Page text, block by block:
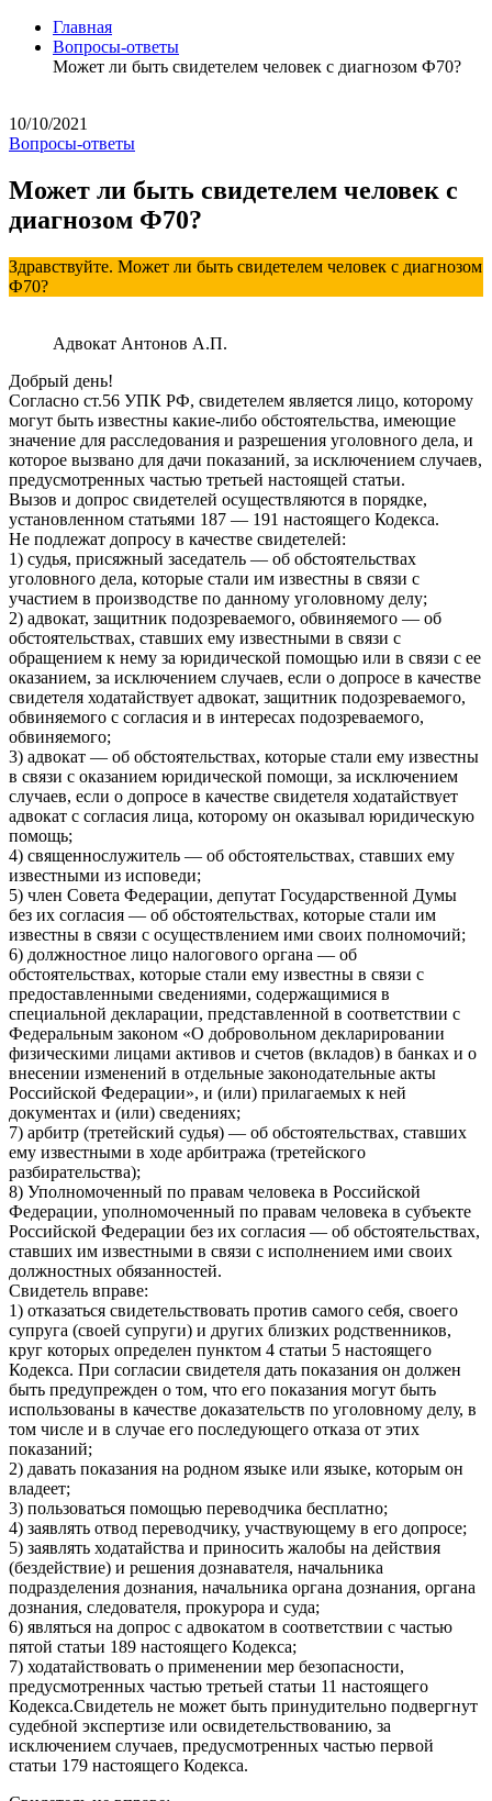
Главная
Вопросы-ответы
Может ли быть свидетелем человек с диагнозом Ф70?
10/10/2021
Вопросы-ответы
Может ли быть свидетелем человек с
диагнозом Ф70?
Здравствуйте. Может ли быть свидетелем человек с диагнозом
Ф70?
Адвокат Антонов А.П.
Добрый день!
Согласно ст.56 УПК РФ, свидетелем является лицо, которому
могут быть известны какие-либо обстоятельства, имеющие
значение для расследования и разрешения уголовного дела, и
которое вызвано для дачи показаний, за исключением случаев,
предусмотренных частью третьей настоящей статьи.
Вызов и допрос свидетелей осуществляются в порядке,
установленном статьями 187 — 191 настоящего Кодекса.
Не подлежат допросу в качестве свидетелей:
1) судья, присяжный заседатель — об обстоятельствах
уголовного дела, которые стали им известны в связи с
участием в производстве по данному уголовному делу;
2) адвокат, защитник подозреваемого, обвиняемого — об
обстоятельствах, ставших ему известными в связи с
обращением к нему за юридической помощью или в связи с ее
оказанием, за исключением случаев, если о допросе в качестве
свидетеля ходатайствует адвокат, защитник подозреваемого,
обвиняемого с согласия и в интересах подозреваемого,
обвиняемого;
3) адвокат — об обстоятельствах, которые стали ему известны
в связи с оказанием юридической помощи, за исключением
случаев, если о допросе в качестве свидетеля ходатайствует
адвокат с согласия лица, которому он оказывал юридическую
помощь;
4) священнослужитель — об обстоятельствах, ставших ему
известными из исповеди;
5) член Совета Федерации, депутат Государственной Думы
без их согласия — об обстоятельствах, которые стали им
известны в связи с осуществлением ими своих полномочий;
6) должностное лицо налогового органа — об
обстоятельствах, которые стали ему известны в связи с
предоставленными сведениями, содержащимися в
специальной декларации, представленной в соответствии с
Федеральным законом «О добровольном декларировании
физическими лицами активов и счетов (вкладов) в банках и о
внесении изменений в отдельные законодательные акты
Российской Федерации», и (или) прилагаемых к ней
документах и (или) сведениях;
7) арбитр (третейский судья) — об обстоятельствах, ставших
ему известными в ходе арбитража (третейского
разбирательства);
8) Уполномоченный по правам человека в Российской
Федерации, уполномоченный по правам человека в субъекте
Российской Федерации без их согласия — об обстоятельствах,
ставших им известными в связи с исполнением ими своих
должностных обязанностей.
Свидетель вправе:
1) отказаться свидетельствовать против самого себя, своего
супруга (своей супруги) и других близких родственников,
круг которых определен пунктом 4 статьи 5 настоящего
Кодекса. При согласии свидетеля дать показания он должен
быть предупрежден о том, что его показания могут быть
использованы в качестве доказательств по уголовному делу, в
том числе и в случае его последующего отказа от этих
показаний;
2) давать показания на родном языке или языке, которым он
владеет;
3) пользоваться помощью переводчика бесплатно;
4) заявлять отвод переводчику, участвующему в его допросе;
5) заявлять ходатайства и приносить жалобы на действия
(бездействие) и решения дознавателя, начальника
подразделения дознания, начальника органа дознания, органа
дознания, следователя, прокурора и суда;
6) являться на допрос с адвокатом в соответствии с частью
пятой статьи 189 настоящего Кодекса;
7) ходатайствовать о применении мер безопасности,
предусмотренных частью третьей статьи 11 настоящего
Кодекса.Свидетель не может быть принудительно подвергнут
судебной экспертизе или освидетельствованию, за
исключением случаев, предусмотренных частью первой
статьи 179 настоящего Кодекса.